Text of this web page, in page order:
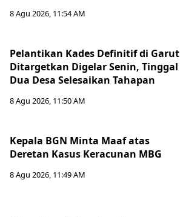
8 Agu 2026, 11:54 AM
Pelantikan Kades Definitif di Garut
Ditargetkan Digelar Senin, Tinggal
Dua Desa Selesaikan Tahapan
8 Agu 2026, 11:50 AM
Kepala BGN Minta Maaf atas
Deretan Kasus Keracunan MBG
8 Agu 2026, 11:49 AM